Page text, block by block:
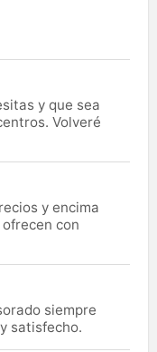
y que sea
Volveré
y encima
con
siempre
satisfecho.